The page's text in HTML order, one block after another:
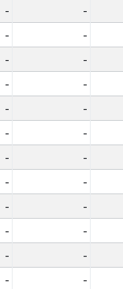
- -
- -
- -
- -
- -
- -
- -
- -
- -
- -
- -
- -